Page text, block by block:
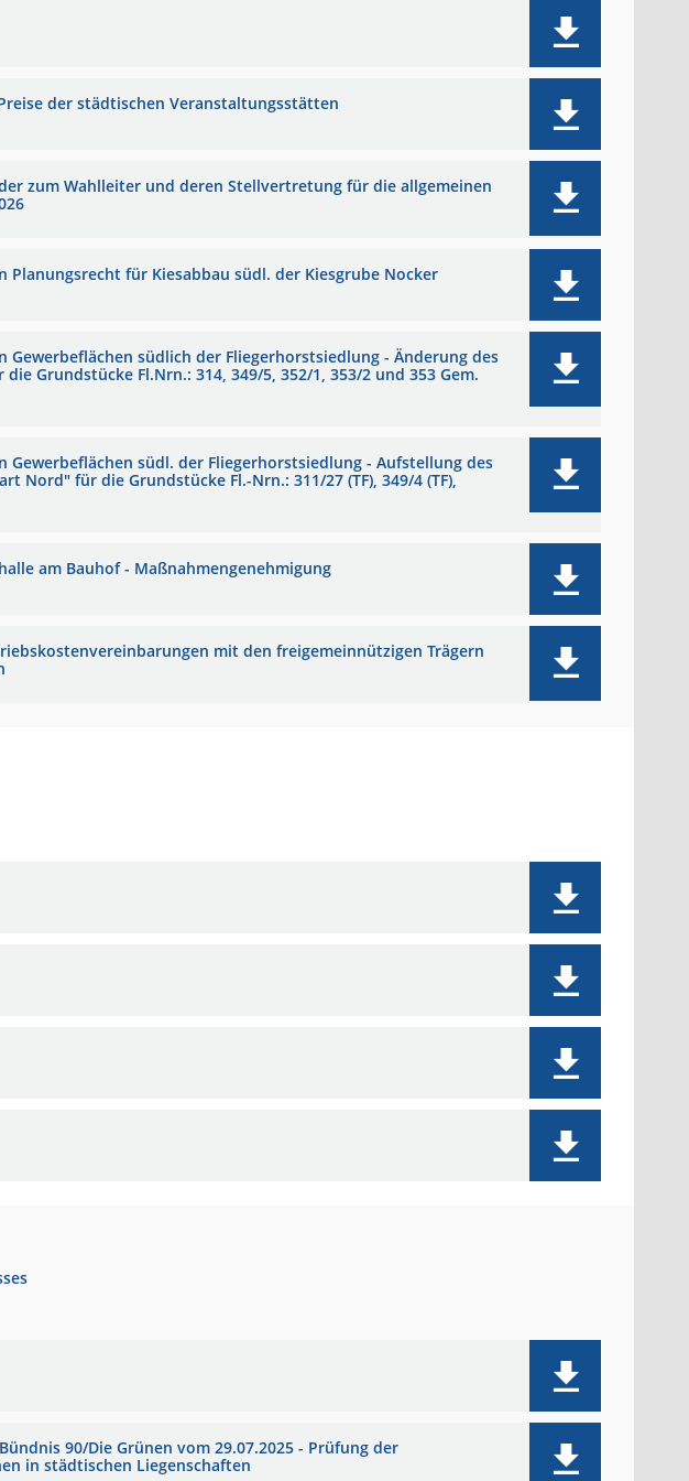
der städtischen Veranstaltungsstätten
zum Wahlleiter und deren Stellvertretung für die allgemeinen
Planungsrecht für Kiesabbau südl. der Kiesgrube Nocker
Gewerbeflächen südlich der Fliegerhorstsiedlung - Änderung des
Grundstücke Fl.Nrn.: 314, 349/5, 352/1, 353/2 und 353 Gem.
Gewerbeflächen südl. der Fliegerhorstsiedlung - Aufstellung des
Nord" für die Grundstücke Fl.-Nrn.: 311/27 (TF), 349/4 (TF),
am Bauhof - Maßnahmengenehmigung
mit den freigemeinnützigen Trägern
90/Die Grünen vom 29.07.2025 - Prüfung der
in städtischen Liegenschaften